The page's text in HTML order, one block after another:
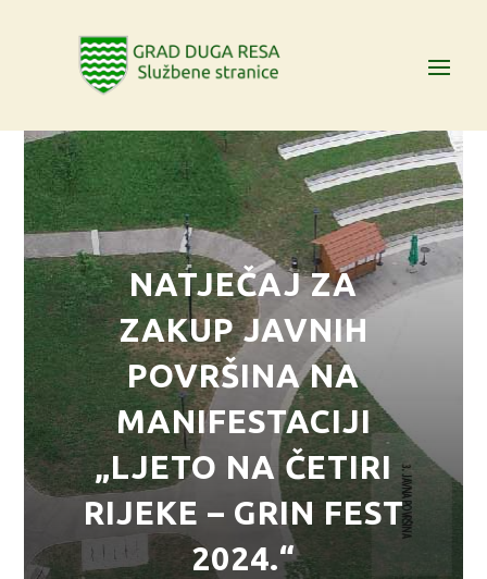
NATJEČAJ ZA
ZAKUP JAVNIH
POVRŠINA NA
MANIFESTACIJI
„LJETO NA ČETIRI
RIJEKE – GRIN FEST
2024.“